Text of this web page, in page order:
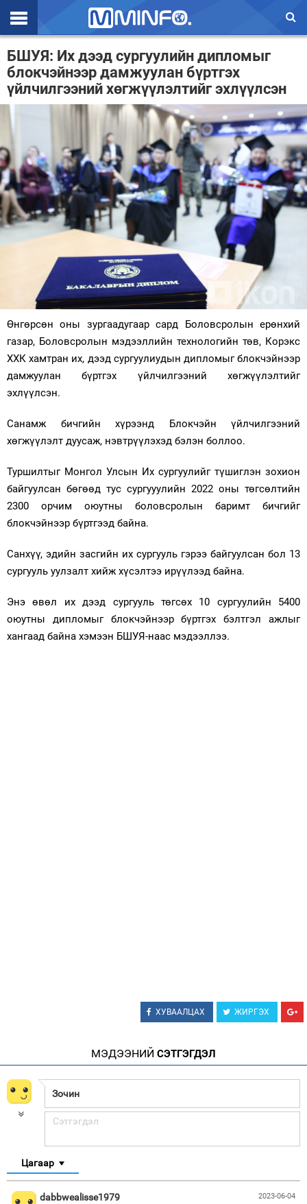
Эхлэл
Цаг агаар
Валют ханш
Улс төр
Эдийн засаг
Үзэл бодол
Спорт
Нийгэм
Энтертайнмэнт
Зурхай
БШУЯ: Их дээд сургуулийн дипломыг
блокчэйнээр дамжуулан бүртгэх
үйлчилгээний хөгжүүлэлтийг эхлүүлсэн
Өнгөрсөн оны зургаадугаар сард Боловсролын ерөнхий
газар, Боловсролын мэдээллийн технологийн төв, Корэкс
ХХК хамтран их, дээд сургуулиудын дипломыг блокчэйнээр
дамжуулан бүртгэх үйлчилгээний хөгжүүлэлтийг
эхлүүлсэн.
Санамж бичгийн хүрээнд Блокчэйн үйлчилгээний
хөгжүүлэлт дуусаж, нэвтрүүлэхэд бэлэн боллоо.
Туршилтыг Монгол Улсын Их сургуулийг түшиглэн зохион
байгуулсан бөгөөд тус сургууулийн 2022 оны төгсөлтийн
2300 орчим оюутны боловсролын баримт бичгийг
блокчэйнээр бүртгээд байна.
Санхүү, эдийн засгийн их сургууль гэрээ байгуулсан бол 13
сургууль уулзалт хийж хүсэлтээ ирүүлээд байна.
Энэ өвөл их дээд сургууль төгсөх 10 сургуулийн 5400
оюутны дипломыг блокчэйнээр бүртгэх бэлтгэл ажлыг
хангаад байна хэмээн БШУЯ-наас мэдээллээ.
ХУВААЛЦАХ ЖИРГЭХ
МЭДЭЭНИЙ СЭТГЭГДЭЛ
Цагаар
2023-06-04
dabbwealisse1979